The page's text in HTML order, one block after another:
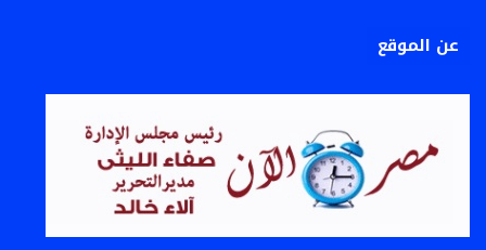
عن الموقع